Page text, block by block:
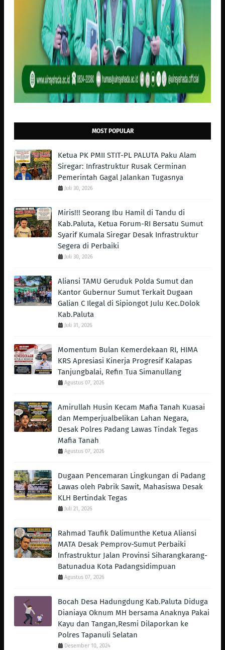
MOST POPULAR
Ketua PK PMII STIT-PL PALUTA Paku Alam
Siregar: Infrastruktur Rusak Cerminan
Pemerintah Gagal Jalankan Tugasnya
Juli 30, 2026
Miris!!! Seorang Ibu Hamil di Tandu di
Kab.Paluta, Ketua Forum-RI Bersatu Sumut
Syarif Kumala Siregar Desak Infrastruktur
Segera di Perbaiki
Juli 30, 2026
Aliansi TAMU Geruduk Polda Sumut dan
Kantor Gubernur Sumut Terkait Dugaan
Galian C Ilegal di Sipiongot Julu Kec.Dolok
Kab.Paluta
Juli 31, 2026
Momentum Bulan Kemerdekaan RI, HIMA
KRS Apresiasi Kinerja Progresif Kalapas
Tanjungbalai, Refin Tua Simanullang
Agustus 07, 2026
Amirullah Husin Kecam Mafia Tanah Kuasai
dan Memperjualbelikan Lahan Negara,
Desak Polres Padang Lawas Tindak Tegas
Mafia Tanah
Agustus 07, 2026
Dugaan Pencemaran Lingkungan di Padang
Lawas oleh Pabrik Sawit, Mahasiswa Desak
KLH Bertindak Tegas ‎
Juli 21, 2026
Rahmad Taufik Dalimunthe Ketua Aliansi
MATA Desak Pemprov-Sumut Perbaiki
Infrastruktur Jalan Provinsi Siharangkarang-
Batunadua Kota Padangsidimpuan
Agustus 07, 2026
Bocah Desa Hadungdung Kab.Paluta Diduga
Dianiaya Oknum MH bersama Anaknya Pakai
Kayu dan Tangan,Resmi Dilaporkan ke
Polres Tapanuli Selatan
Desember 10, 2024